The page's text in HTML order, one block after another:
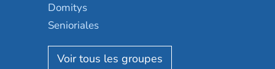
Domitys
Senioriales
Nohée
Les Résidentiels